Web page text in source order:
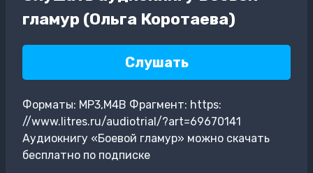
гламур (Ольга Коротаева)
Слушать
Форматы: MP3,M4B Фрагмент: https:
//www.litres.ru/audiotrial/?art=69670141
Аудиокнигу «Боевой гламур» можно скачать
бесплатно по подписке